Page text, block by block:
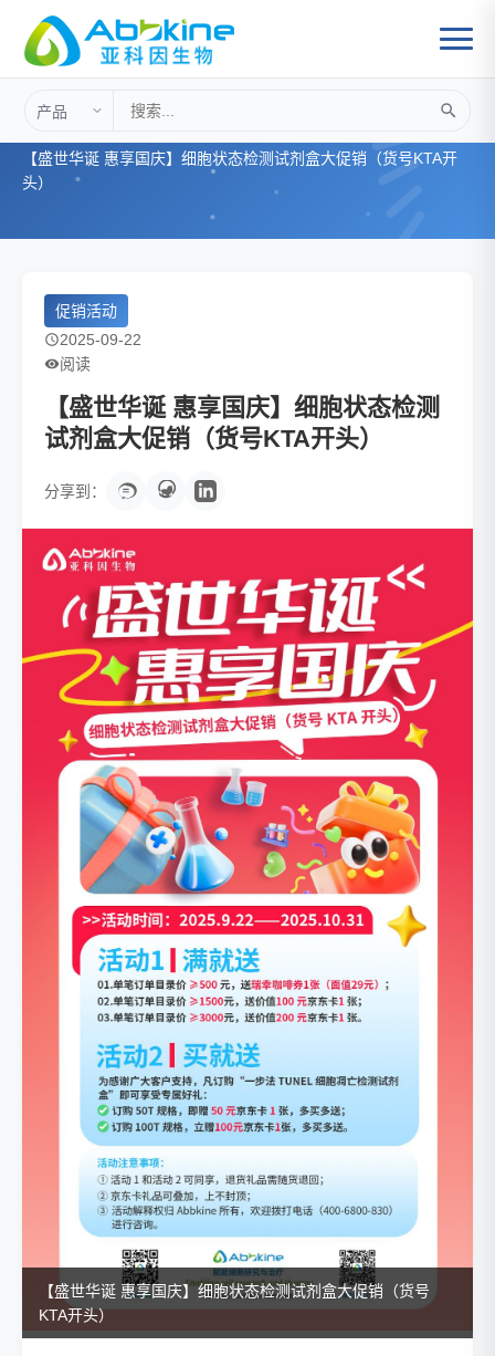
【盛世华诞 惠享国庆】细胞状态检测试剂盒大促销（货号KTA开
头）
促销活动
2025-09-22
阅读
【盛世华诞 惠享国庆】细胞状态检测
试剂盒大促销（货号KTA开头）
分享到：
【盛世华诞 惠享国庆】细胞状态检测试剂盒大促销（货号
KTA开头）